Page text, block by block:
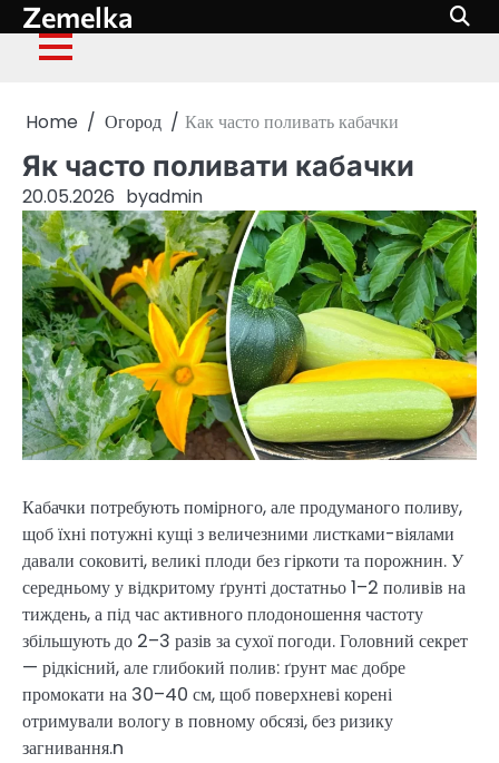
Skip
to
content
Zemelka
Home Огород Как часто поливать кабачки
Як часто поливати кабачки
20.05.2026 byadmin
Кабачки потребують помірного, але продуманого поливу,
щоб їхні потужні кущі з величезними листками-віялами
давали соковиті, великі плоди без гіркоти та порожнин. У
середньому у відкритому ґрунті достатньо 1–2 поливів на
тиждень, а під час активного плодоношення частоту
збільшують до 2–3 разів за сухої погоди. Головний секрет
— рідкісний, але глибокий полив: ґрунт має добре
промокати на 30–40 см, щоб поверхневі корені
отримували вологу в повному обсязі, без ризику
загнивання.n